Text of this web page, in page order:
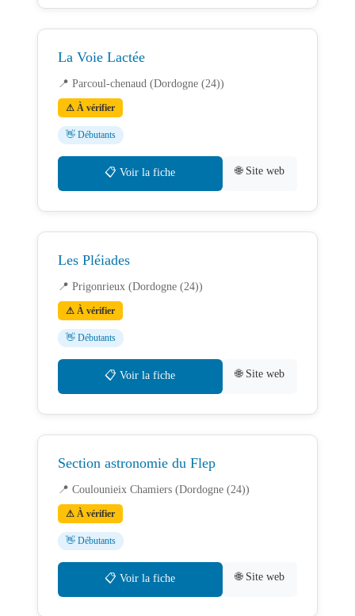
La Voie Lactée
📍 Parcoul-chenaud (Dordogne (24))
⚠ À vérifier
👋 Débutants
📋 Voir la fiche 🌐 Site web
Les Pléiades
📍 Prigonrieux (Dordogne (24))
⚠ À vérifier
👋 Débutants
📋 Voir la fiche 🌐 Site web
Section astronomie du Flep
📍 Coulounieix Chamiers (Dordogne (24))
⚠ À vérifier
👋 Débutants
📋 Voir la fiche 🌐 Site web